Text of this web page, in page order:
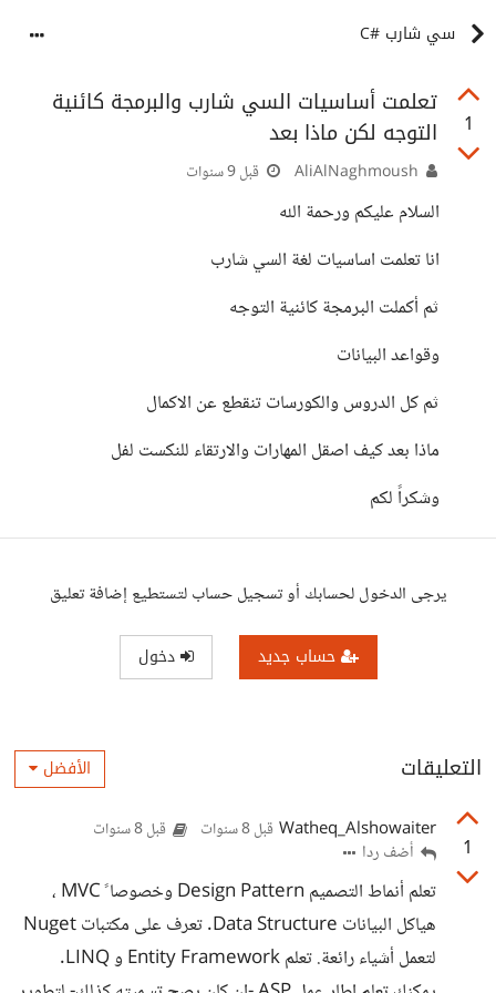
سي شارب #C
1
تعلمت أساسيات السي شارب والبرمجة كائنية
التوجه لكن ماذا بعد
قبل 9 سنوات
السلام عليكم ورحمة الله
انا تعلمت اساسيات لغة السي شارب
ثم أكملت البرمجة كائنية التوجه
وقواعد البيانات
ثم كل الدروس والكورسات تنقطع عن الاكمال
ماذا بعد كيف اصقل المهارات والارتقاء للنكست لفل
وشكراً لكم
يرجى الدخول لحسابك أو تسجيل حساب لتستطيع إضافة تعليق
حساب جديد دخول
التعليقات الأفضل
1
Watheq_Alshowaiter قبل 8 سنوات قبل 8 سنوات
أضف ردا
تعلم أنماط التصميم Design Pattern وخصوصا ً MVC ،
هياكل البيانات Data Structure. تعرف على مكتبات Nuget
لتعمل أشياء رائعة. تعلم Entity Framework و LINQ.